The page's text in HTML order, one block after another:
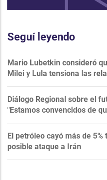
Seguí leyendo
Mario Lubetkin consideró
Milei y Lula tensiona las
Diálogo Regional sobre el
"Estamos convencidos de
El petróleo cayó más de
posible ataque a Irán